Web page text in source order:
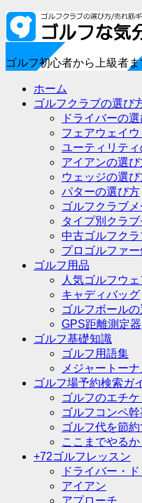
ゴルフ初心者から上級者
ホーム
ゴルフクラブの選び
ドライバーの
フェアウェイ
ユーティリテ
アイアンの選び
ウェッジの選
パターの選び方
ゴルフクラブ
タイプ別クラ
中古ゴルフク
プロゴルファ
ゴルフ用品
人気ゴルフウ
キャディバッグ
ゴルフボール
GPS距離測定器
ゴルフ基礎知識
ゴルフ用語集
メジャートーナ
ゴルフ場予約検索ガ
ゴルフのエチ
ゴルフコンペ幹
ゴルフ代を節
ここまでやる
+72ゴルフレッスン
ドライバー・
アイアン
アプローチ